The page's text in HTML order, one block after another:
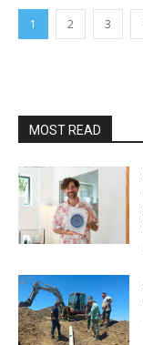
1 2 3
MOST READ